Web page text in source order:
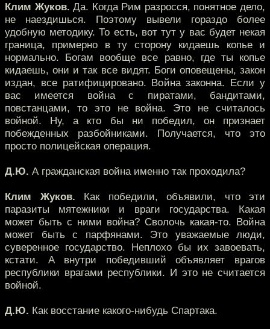
Клим Жуков. Да. Когда Рим разросся, понятное дело,
не наездишься. Поэтому вывели гораздо более
удобную методику. То есть, вот тут у вас будет некая
граница, примерно в ту сторону кидаешь копье и
нормально. Богам вообще все равно, где ты копье
кидаешь, они и так все видят. Боги оповещены, закон
издан, все ратифицировано. Война законна. Если у
вас имеется война с пиратами, бандитами,
повстанцами, то это не война. Это не считалось
войной. Ну, а кто бы ни победил, он признает
побежденных разбойниками. Получается, что это
просто полицейская операция.
Д.Ю. А гражданская война именно так проходила?
Клим Жуков. Как победили, объявили, что эти
паразиты мятежники и враги государства. Какая
может быть с ними война? Сволочь какая-то. Война
может быть с парфянами. Это уважаемые люди,
суверенное государство. Неплохо бы их завоевать,
кстати. А внутри победивший объявляет врагов
республики врагами республики. И это не считается
войной.
Д.Ю. Как восстание какого-нибудь Спартака.